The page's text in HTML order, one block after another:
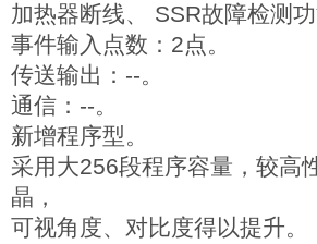
加热器断线、 SSR故障检测功
事件输入点数：2点。
传送输出：--。
通信：--。
新增程序型。
采用大256段程序容量，较高
晶，
可视角度、对比度得以提升。